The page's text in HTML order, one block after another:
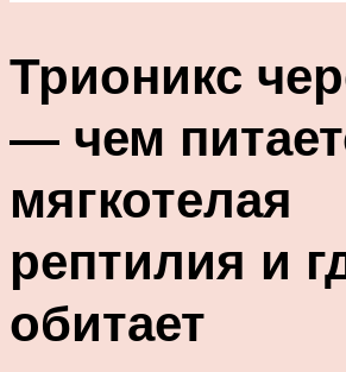
Трионикс
— чем
мягкотелая
рептилия и
обитает